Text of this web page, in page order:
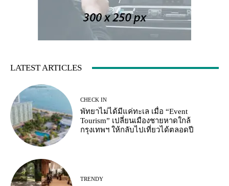
LATEST ARTICLES
CHECK IN
พัทยาไม่ได้มีแค่ทะเล เมื่อ “Event
Tourism” เปลี่ยนเมืองชายหาดใกล้
กรุงเทพฯ ให้กลับไปเที่ยวได้ตลอดปี
TRENDY